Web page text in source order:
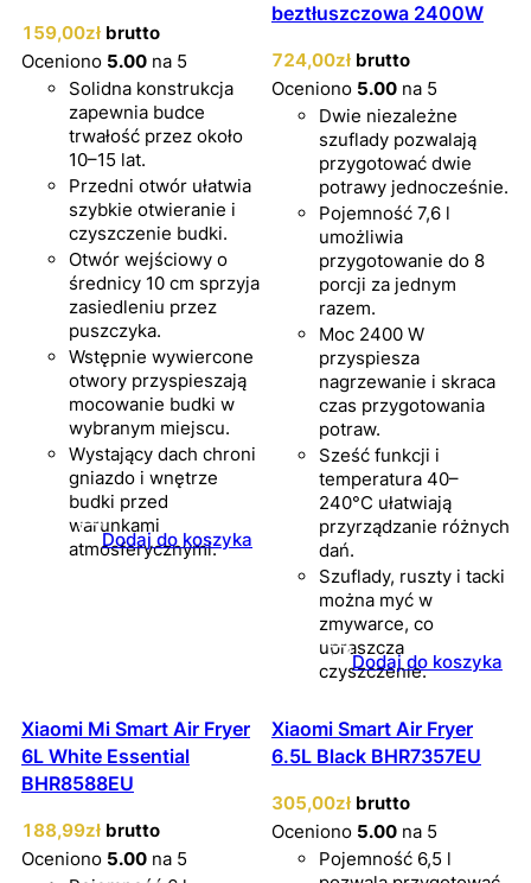
159,00zł brutto
Oceniono 5.00 na 5
Solidna konstrukcja
zapewnia budce
trwałość przez około
10–15 lat.
Przedni otwór ułatwia
szybkie otwieranie i
czyszczenie budki.
Otwór wejściowy o
średnicy 10 cm sprzyja
zasiedleniu przez
puszczyka.
Wstępnie wywiercone
otwory przyspieszają
mocowanie budki w
wybranym miejscu.
Wystający dach chroni
gniazdo i wnętrze
budki przed
warunkami
atmosferycznymi.
Dodaj do koszyka
beztłuszczowa 2400W
724,00zł brutto
Oceniono 5.00 na 5
Dwie niezależne
szuflady pozwalają
przygotować dwie
potrawy jednocześnie.
Pojemność 7,6 l
umożliwia
przygotowanie do 8
porcji za jednym
razem.
Moc 2400 W
przyspiesza
nagrzewanie i skraca
czas przygotowania
potraw.
Sześć funkcji i
temperatura 40–
240°C ułatwiają
przyrządzanie różnych
dań.
Szuflady, ruszty i tacki
można myć w
zmywarce, co
upraszcza
czyszczenie.
Dodaj do koszyka
Xiaomi Mi Smart Air Fryer
6L White Essential
BHR8588EU
188,99zł brutto
Oceniono 5.00 na 5
Xiaomi Smart Air Fryer
6.5L Black BHR7357EU
305,00zł brutto
Oceniono 5.00 na 5
Pojemność 6,5 l